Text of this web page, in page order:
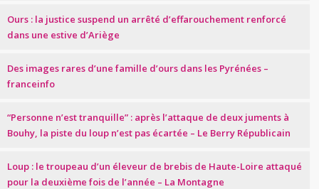
Ours : la justice suspend un arrêté d’effarouchement renforcé
dans une estive d’Ariège
Des images rares d’une famille d’ours dans les Pyrénées –
franceinfo
“Personne n’est tranquille” : après l’attaque de deux juments à
Bouhy, la piste du loup n’est pas écartée – Le Berry Républicain
Loup : le troupeau d’un éleveur de brebis de Haute-Loire attaqué
pour la deuxième fois de l’année – La Montagne